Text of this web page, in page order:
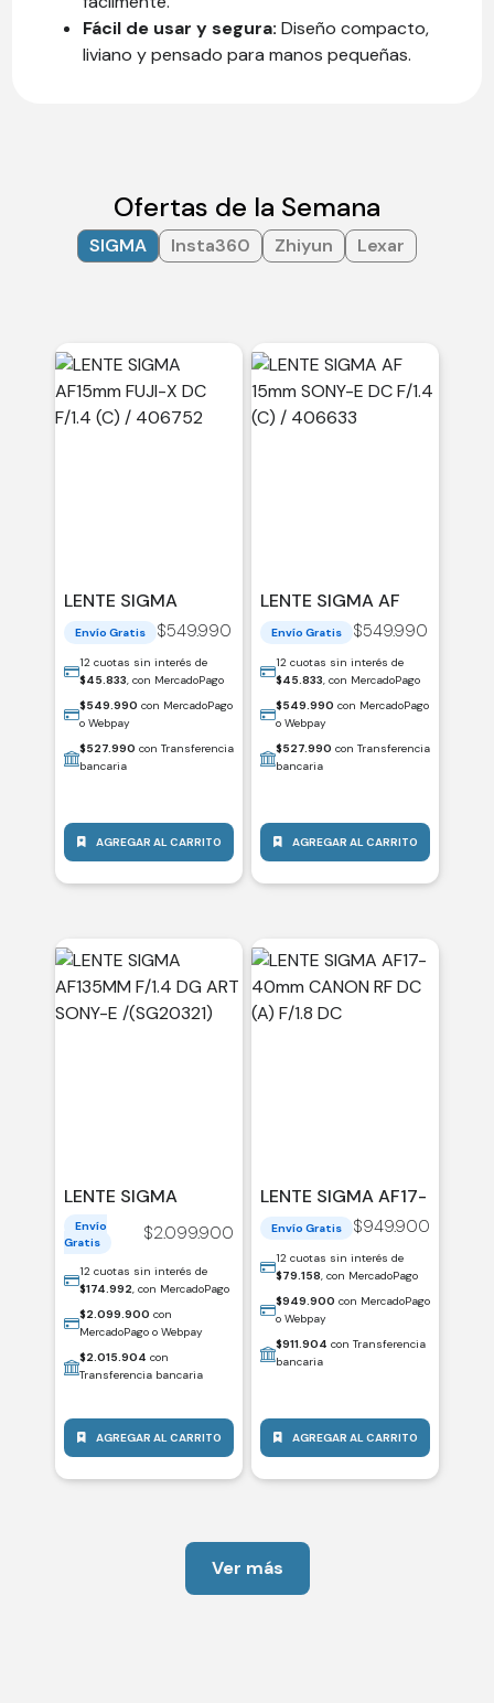
Fácil de usar y segura: Diseño compacto,
liviano y pensado para manos pequeñas.
Ofertas de la Semana
SIGMA Insta360 Zhiyun Lexar
LENTE SIGMA
AF15MM FUJI-X DC
F/1.4 (C) / 406752
$549.990
Envío Gratis
12 cuotas sin interés de
$45.833, con MercadoPago
$549.990 con MercadoPago
o Webpay
$527.990 con Transferencia
bancaria
AGREGAR AL CARRITO
LENTE SIGMA AF
15MM SONY-E DC
F/1.4 (C) / 406633
$549.990
Envío Gratis
12 cuotas sin interés de
$45.833, con MercadoPago
$549.990 con MercadoPago
o Webpay
$527.990 con Transferencia
bancaria
AGREGAR AL CARRITO
LENTE SIGMA
AF135MM F/1.4 DG
ART SONY-E
/(SG20321)
$2.099.900
Envío
Gratis
12 cuotas sin interés de
$174.992, con MercadoPago
$2.099.900 con
MercadoPago o Webpay
$2.015.904 con
Transferencia bancaria
AGREGAR AL CARRITO
LENTE SIGMA AF17-
40MM CANON RF
DC (A) F/1.8 DC
$949.900
Envío Gratis
12 cuotas sin interés de
$79.158, con MercadoPago
$949.900 con MercadoPago
o Webpay
$911.904 con Transferencia
bancaria
AGREGAR AL CARRITO
Ver más